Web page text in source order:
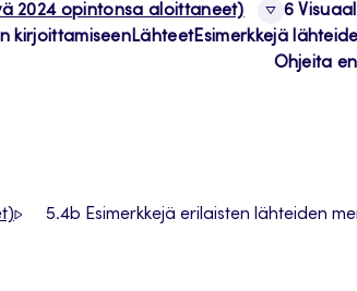
2024 opintonsa aloittaneet)
6
kirjoittamiseenLähteetEsimerkkejä
Ohjeita
5.4b Esimerkkejä erilaisten lähteiden